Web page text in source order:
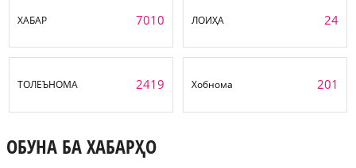
ХАБАР 7010 ЛОИҲА 24
ТОЛЕЪНОМА 2419 Хобнома 201
ОБУНА БА ХАБАРҲО